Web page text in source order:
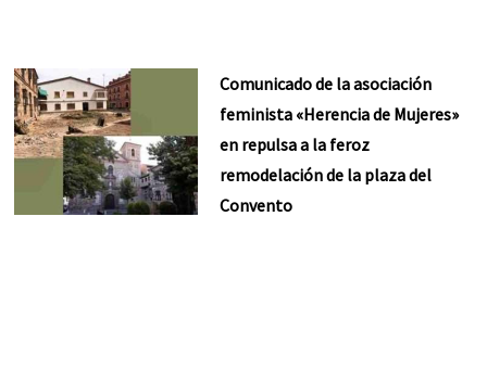
Comunicado de la asociación
feminista «Herencia de Mujeres»
en repulsa a la feroz
remodelación de la plaza del
Convento